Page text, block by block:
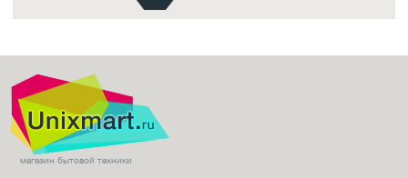
магазин бытовой техники